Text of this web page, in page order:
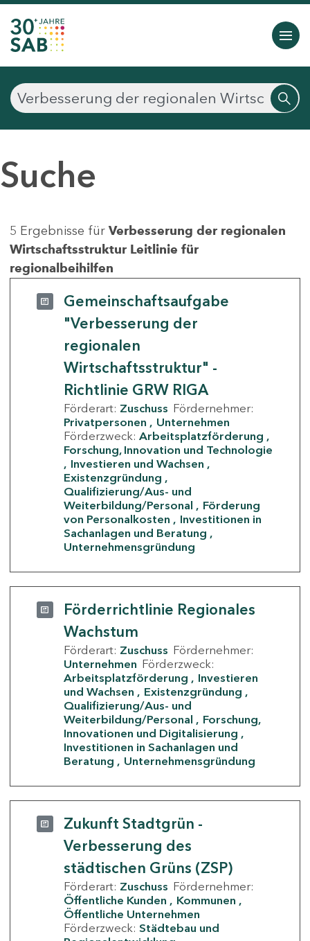
Suche
5 Ergebnisse für Verbesserung der regionalen
Wirtschaftsstruktur Leitlinie für
regionalbeihilfen
Gemeinschaftsaufgabe
"Verbesserung der
regionalen
Wirtschaftsstruktur" -
Richtlinie GRW RIGA
Förderart: Zuschuss Fördernehmer:
Privatpersonen
Unternehmen
Förderzweck: Arbeitsplatzförderung
Forschung, Innovation und Technologie
Investieren und Wachsen
Existenzgründung
Qualifizierung/Aus- und
Weiterbildung/Personal
Förderung
von Personalkosten
Investitionen in
Sachanlagen und Beratung
Unternehmensgründung
Förderrichtlinie Regionales
Wachstum
Förderart: Zuschuss Fördernehmer:
Unternehmen Förderzweck:
Arbeitsplatzförderung
Investieren
und Wachsen
Existenzgründung
Qualifizierung/Aus- und
Weiterbildung/Personal
Forschung,
Innovationen und Digitalisierung
Investitionen in Sachanlagen und
Beratung
Unternehmensgründung
Zukunft Stadtgrün -
Verbesserung des
städtischen Grüns (ZSP)
Förderart: Zuschuss Fördernehmer:
Öffentliche Kunden
Kommunen
Öffentliche Unternehmen
Förderzweck: Städtebau und